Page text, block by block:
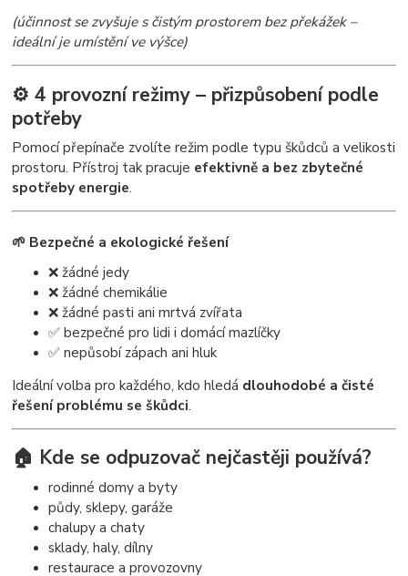
(účinnost se zvyšuje s čistým prostorem bez překážek –
ideální je umístění ve výšce)
⚙️ 4 provozní režimy – přizpůsobení podle
potřeby
Pomocí přepínače zvolíte režim podle typu škůdců a velikosti
prostoru. Přístroj tak pracuje efektivně a bez zbytečné
spotřeby energie.
🌱 Bezpečné a ekologické řešení
❌ žádné jedy
❌ žádné chemikálie
❌ žádné pasti ani mrtvá zvířata
✅ bezpečné pro lidi i domácí mazlíčky
✅ nepůsobí zápach ani hluk
Ideální volba pro každého, kdo hledá dlouhodobé a čisté
řešení problému se škůdci.
🏠 Kde se odpuzovač nejčastěji používá?
rodinné domy a byty
půdy, sklepy, garáže
chalupy a chaty
sklady, haly, dílny
restaurace a provozovny